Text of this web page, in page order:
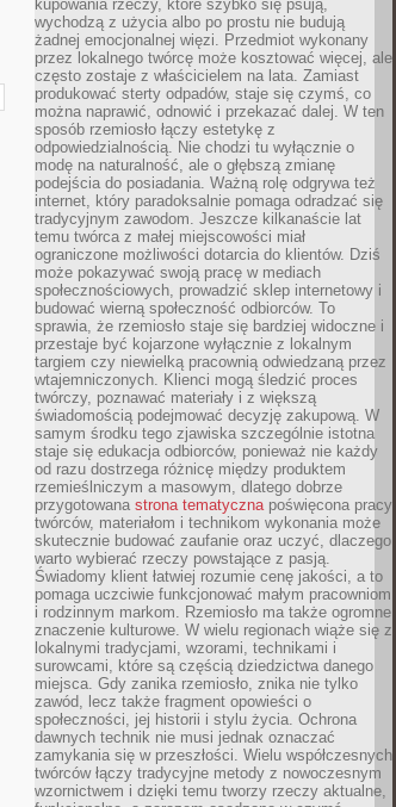
kupowania rzeczy, które szybko się psują,
wychodzą z użycia albo po prostu nie budują
żadnej emocjonalnej więzi. Przedmiot wykonany
przez lokalnego twórcę może kosztować więcej, ale
często zostaje z właścicielem na lata. Zamiast
produkować sterty odpadów, staje się czymś, co
można naprawić, odnowić i przekazać dalej. W ten
sposób rzemiosło łączy estetykę z
odpowiedzialnością. Nie chodzi tu wyłącznie o
modę na naturalność, ale o głębszą zmianę
podejścia do posiadania. Ważną rolę odgrywa też
internet, który paradoksalnie pomaga odradzać się
tradycyjnym zawodom. Jeszcze kilkanaście lat
temu twórca z małej miejscowości miał
ograniczone możliwości dotarcia do klientów. Dziś
może pokazywać swoją pracę w mediach
społecznościowych, prowadzić sklep internetowy i
budować wierną społeczność odbiorców. To
sprawia, że rzemiosło staje się bardziej widoczne i
przestaje być kojarzone wyłącznie z lokalnym
targiem czy niewielką pracownią odwiedzaną przez
wtajemniczonych. Klienci mogą śledzić proces
twórczy, poznawać materiały i z większą
świadomością podejmować decyzję zakupową. W
samym środku tego zjawiska szczególnie istotna
staje się edukacja odbiorców, ponieważ nie każdy
od razu dostrzega różnicę między produktem
rzemieślniczym a masowym, dlatego dobrze
przygotowana strona tematycznapoświęcona pracy
twórców, materiałom i technikom wykonania może
skutecznie budować zaufanie oraz uczyć, dlaczego
warto wybierać rzeczy powstające z pasją.
Świadomy klient łatwiej rozumie cenę jakości, a to
pomaga uczciwie funkcjonować małym pracowniom
i rodzinnym markom. Rzemiosło ma także ogromne
znaczenie kulturowe. W wielu regionach wiąże się z
lokalnymi tradycjami, wzorami, technikami i
surowcami, które są częścią dziedzictwa danego
miejsca. Gdy zanika rzemiosło, znika nie tylko
zawód, lecz także fragment opowieści o
społeczności, jej historii i stylu życia. Ochrona
dawnych technik nie musi jednak oznaczać
zamykania się w przeszłości. Wielu współczesnych
twórców łączy tradycyjne metody z nowoczesnym
wzornictwem i dzięki temu tworzy rzeczy aktualne,